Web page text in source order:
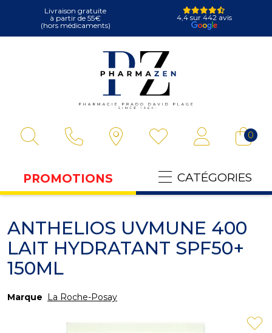
Livraison gratuite
à partir de 55€
(hors médicaments)
4,4 sur 442 avis
0
PROMOTIONS CATÉGORIES
ANTHELIOS UVMUNE 400
LAIT HYDRATANT SPF50+
150ML
Marque La Roche-Posay